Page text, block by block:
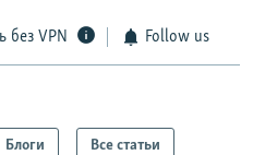
без VPN Follow us
Блоги Все статьи